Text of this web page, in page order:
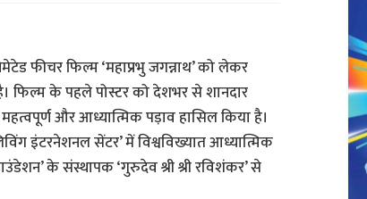
फीचर फिल्म ‘महाप्रभु जगन्नाथ’ को लेकर
फिल्म के पहले पोस्टर को देशभर से शानदार
और आध्यात्मिक पड़ाव हासिल किया है।
इंटरनेशनल सेंटर’ में विश्वविख्यात आध्यात्मिक
के संस्थापक ‘गुरुदेव श्री श्री रविशंकर’ से